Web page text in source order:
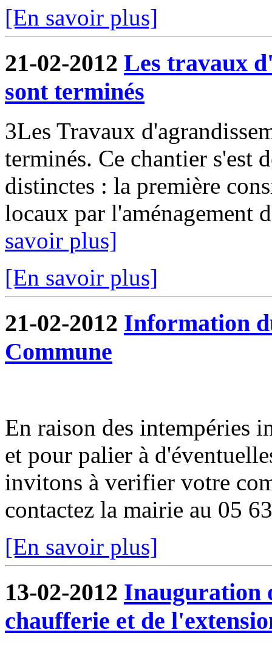
[En savoir plus]
21-02-2012 Les travaux
sont terminés
3Les Travaux
terminés. Ce chantier s'est
distinctes : la première
locaux par l'aménagement
savoir plus]
[En savoir plus]
21-02-2012 Information
Commune
En raison des intempéries
et pour palier à
invitons à verifier votre
contactez la mairie au 05
[En savoir plus]
13-02-2012 Inauguration
chaufferie et de